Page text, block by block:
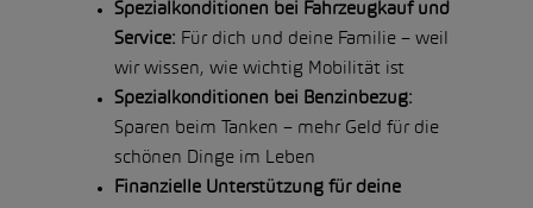
Spezialkonditionen bei Fahrzeugkauf und
Service: Für dich und deine Familie – weil
wir wissen, wie wichtig Mobilität ist
Spezialkonditionen bei Benzinbezug:
Sparen beim Tanken – mehr Geld für die
schönen Dinge im Leben
Finanzielle Unterstützung für deine